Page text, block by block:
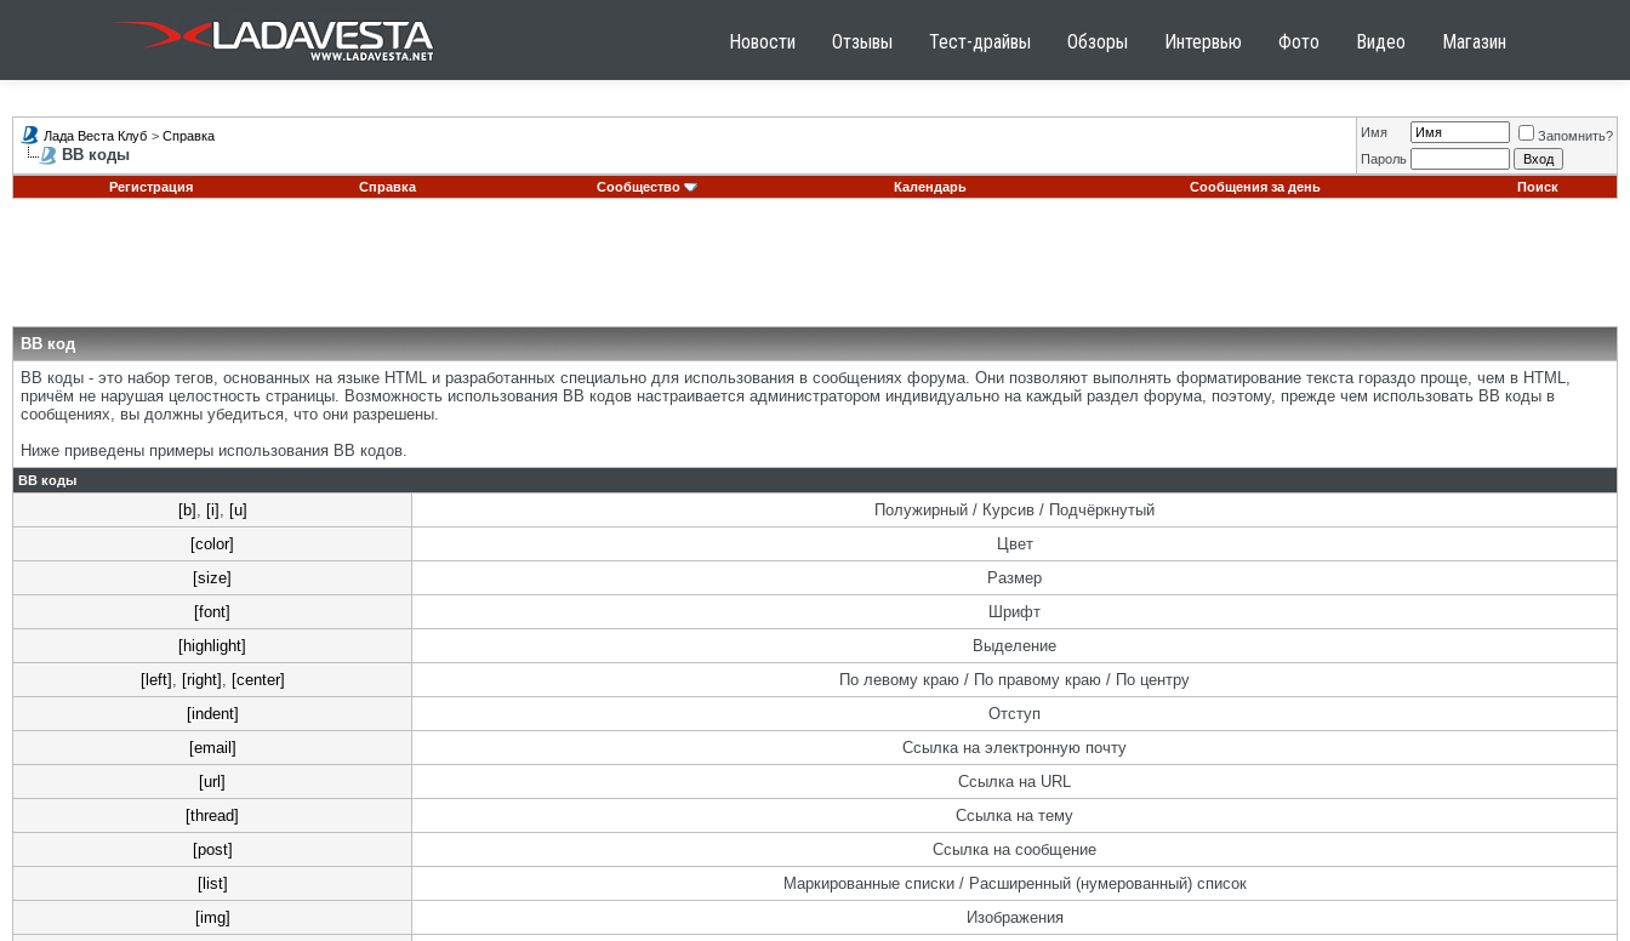
Новости Отзывы Тест-драйвы Обзоры Интервью Фото Видео Магазин
Лада Веста Клуб > Справка
BB коды
Имя
Запомнить?
Пароль
Регистрация
Справка Сообщество Календарь Сообщения за день Поиск
BB код
BB коды - это набор тегов, основанных на языке HTML и разработанных специально для использования в сообщениях форума. Они позволяют выполнять форматирование текста гораздо проще, чем в HTML,
причём не нарушая целостность страницы. Возможность использования BB кодов настраивается администратором индивидуально на каждый раздел форума, поэтому, прежде чем использовать BB коды в
сообщениях, вы должны убедиться, что они разрешены.
Ниже приведены примеры использования BB кодов.
BB коды
[b] , [i] , [u]
Полужирный / Курсив / Подчёркнутый
[color]
Цвет
[size]
Размер
[font]
Шрифт
[highlight]
Выделение
[left] , [right] , [center]
По левому краю / По правому краю / По центру
[indent]
Отступ
[email]
Ссылка на электронную почту
[url]
Ссылка на URL
[thread]
Ссылка на тему
[post]
Ссылка на сообщение
[list]
Маркированные списки / Расширенный (нумерованный) список
[img]
Изображения